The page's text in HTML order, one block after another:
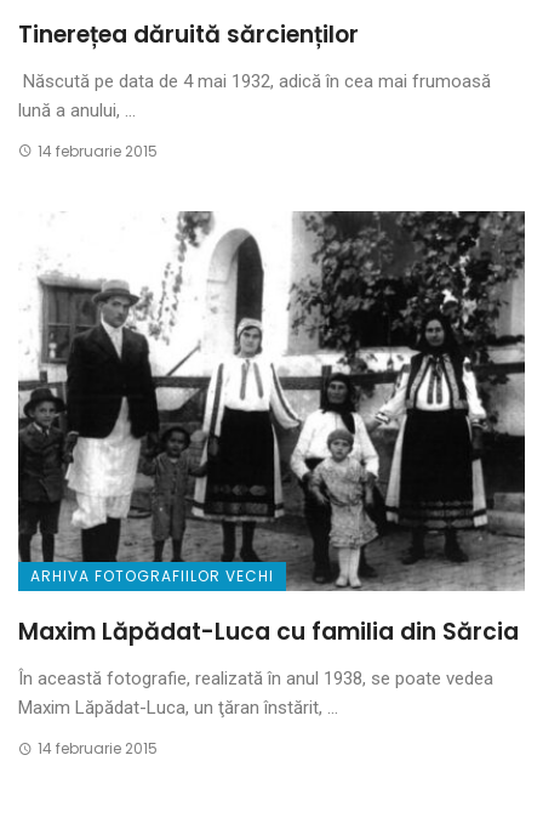
Tinerețea dăruită sărcienților
Născută pe data de 4 mai 1932, adică în cea mai frumoasă
lună a anului, ...
14 februarie 2015
ARHIVA FOTOGRAFIILOR VECHI
Maxim Lăpădat-Luca cu familia din Sărcia
În această fotografie, realizată în anul 1938, se poate vedea
Maxim Lăpădat-Luca, un ţăran înstărit, ...
14 februarie 2015